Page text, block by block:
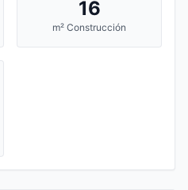
16
m² Construcción